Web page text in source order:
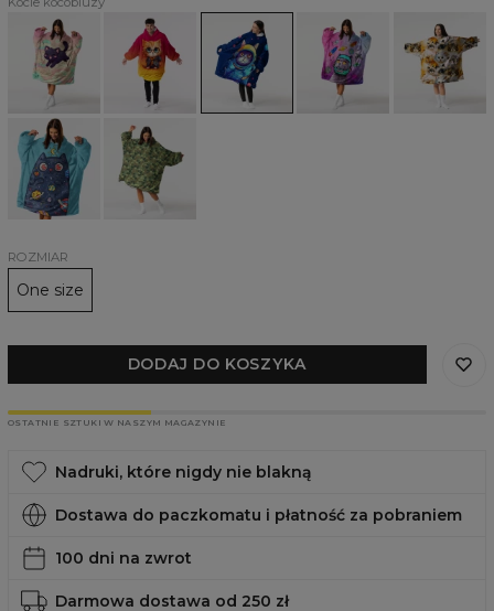
Kocobluza
Happy
Kitten
Kocobluza
Harry
Kitten
Kocobluza
Astronaut
Cat
Kocobluza
noes!
Kocobluza
Heads
Kocobluza
Space
Cat
Kocobluza
Camo
cats
ROZMIAR
One size
DODAJ DO KOSZYKA
OSTATNIE SZTUKI W NASZYM MAGAZYNIE
Nadruki, które nigdy nie blakną
Dostawa do paczkomatu i płatność za pobraniem
100 dni na zwrot
Darmowa dostawa od 250 zł